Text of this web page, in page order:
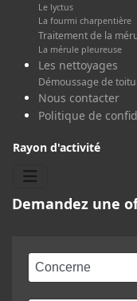
Le lyctus
La fourmi charpentière
Traitement de la
La mérule pleureuse
Les nettoyages
Démoussage de
Nous contacter
Politique de
Rayon d'activité
Demandez une